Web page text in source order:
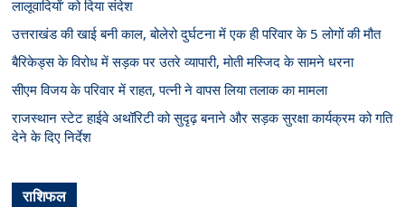
लालूवादियों’ को दिया संदेश
उत्तराखंड की खाई बनी काल, बोलेरो दुर्घटना में एक ही परिवार के 5 लोगों की मौत
बैरिकेड्स के विरोध में सड़क पर उतरे व्यापारी, मोती मस्जिद के सामने धरना
सीएम विजय के परिवार में राहत, पत्नी ने वापस लिया तलाक का मामला
राजस्थान स्टेट हाईवे अथॉरिटी को सुदृढ़ बनाने और सड़क सुरक्षा कार्यक्रम को गति
देने के दिए निर्देश
राशिफल